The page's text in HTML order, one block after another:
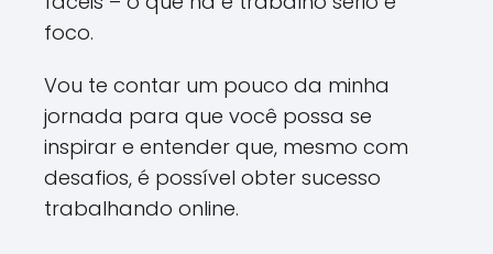
foco.
Vou te contar um pouco da minha
jornada para que você possa se
inspirar e entender que, mesmo com
desafios, é possível obter sucesso
trabalhando online.